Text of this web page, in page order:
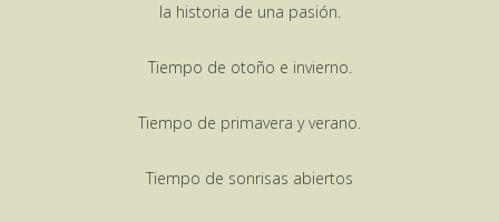
la historia de una pasión.
Tiempo de otoño e invierno.
Tiempo de primavera y verano.
Tiempo de sonrisas abiertos